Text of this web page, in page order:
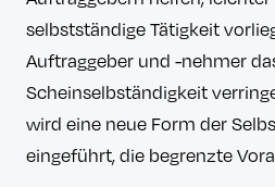
selbstständige Tätigkeit
Auftraggeber und -nehmer
Scheinselbständigkeit
wird eine neue Form der
eingeführt, die begrenzte